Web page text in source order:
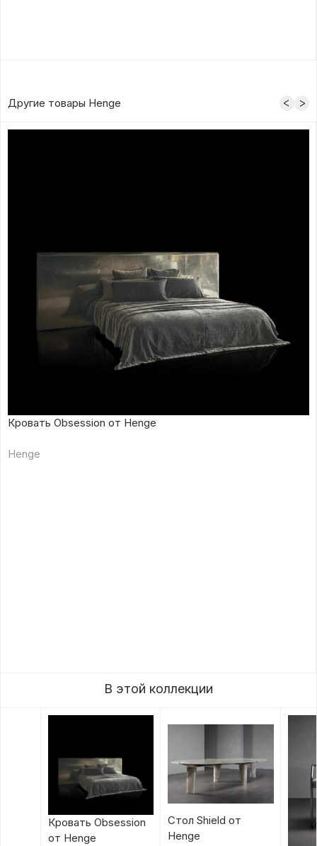
Другие товары Henge
Кровать Obsession от Henge
Henge
В этой коллекции
Кровать Obsession
от Henge
Стол Shield от
Henge